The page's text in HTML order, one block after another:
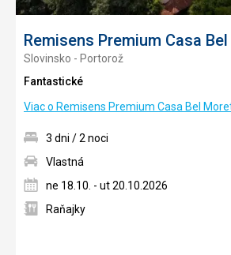
Remisens Premium Casa
Slovinsko - Portorož
Fantastické
Viac o Remisens Premium Casa Bel
3 dni / 2 noci
Vlastná
ne 18.10. - ut 20.10.2026
Raňajky